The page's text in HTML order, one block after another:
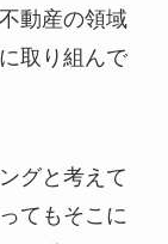
動産の領域
取り組んで
グと考えて
てもそこに